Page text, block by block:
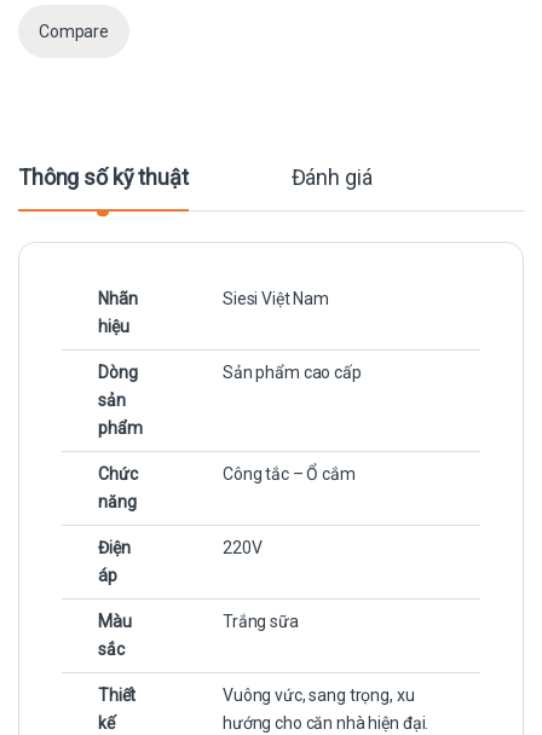
Compare
Thông số kỹ thuật Đánh giá
Nhãn
hiệu
Siesi Việt Nam
Dòng
sản
phẩm
Sản phẩm cao cấp
Chức
năng
Công tắc – Ổ cắm
Điện
áp
220V
Màu
sắc
Trắng sữa
Thiết
kế
Vuông vức, sang trọng, xu
hướng cho căn nhà hiện đại.